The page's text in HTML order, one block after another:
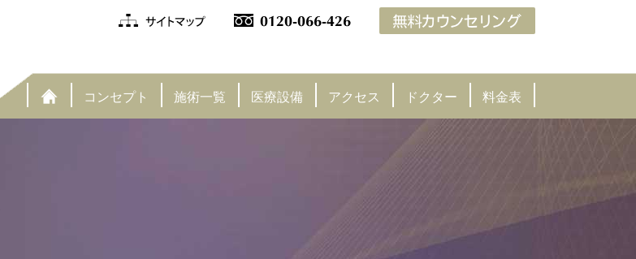
コンセプト 施術一覧 医療設備 アクセス ドクター 料金表